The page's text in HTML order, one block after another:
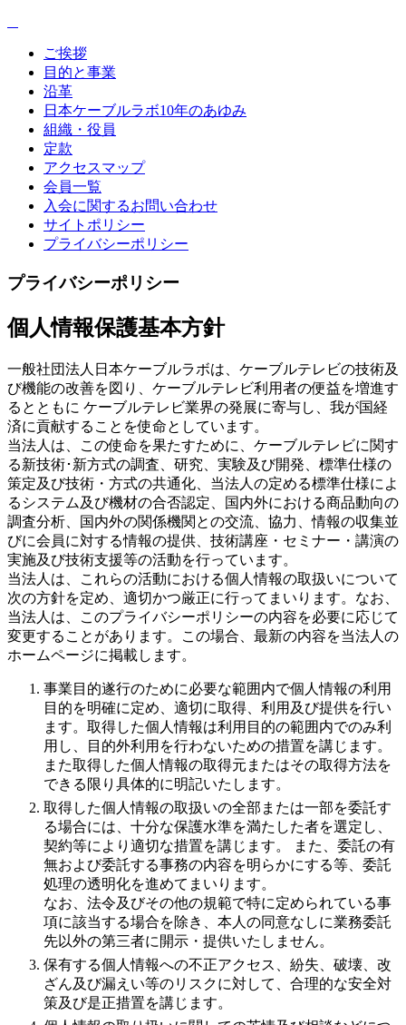
ご挨拶
目的と事業
沿革
日本ケーブルラボ10年のあゆみ
組織・役員
定款
アクセスマップ
会員一覧
入会に関するお問い合わせ
サイトポリシー
プライバシーポリシー
プライバシーポリシー
個人情報保護基本方針
一般社団法人日本ケーブルラボは、ケーブルテレビの技術及
び機能の改善を図り、ケーブルテレビ利用者の便益を増進す
るとともに ケーブルテレビ業界の発展に寄与し、我が国経
済に貢献することを使命としています。
当法人は、この使命を果たすために、ケーブルテレビに関す
る新技術･新方式の調査、研究、実験及び開発、標準仕様の
策定及び技術・方式の共通化、当法人の定める標準仕様によ
るシステム及び機材の合否認定、国内外における商品動向の
調査分析、国内外の関係機関との交流、協力、情報の収集並
びに会員に対する情報の提供、技術講座・セミナー・講演の
実施及び技術支援等の活動を行っています。
当法人は、これらの活動における個人情報の取扱いについて
次の方針を定め、適切かつ厳正に行ってまいります。なお、
当法人は、このプライバシーポリシーの内容を必要に応じて
変更することがあります。この場合、最新の内容を当法人の
ホームページに掲載します。
事業目的遂行のために必要な範囲内で個人情報の利用
目的を明確に定め、適切に取得、利用及び提供を行い
ます。取得した個人情報は利用目的の範囲内でのみ利
用し、目的外利用を行わないための措置を講じます。
また取得した個人情報の取得元またはその取得方法を
できる限り具体的に明記いたします。
取得した個人情報の取扱いの全部または一部を委託す
る場合には、十分な保護水準を満たした者を選定し、
契約等により適切な措置を講じます。 また、委託の有
無および委託する事務の内容を明らかにする等、委託
処理の透明化を進めてまいります。
なお、法令及びその他の規範で特に定められている事
項に該当する場合を除き、本人の同意なしに業務委託
先以外の第三者に開示・提供いたしません。
保有する個人情報への不正アクセス、紛失、破壊、改
ざん及び漏えい等のリスクに対して、合理的な安全対
策及び是正措置を講じます。